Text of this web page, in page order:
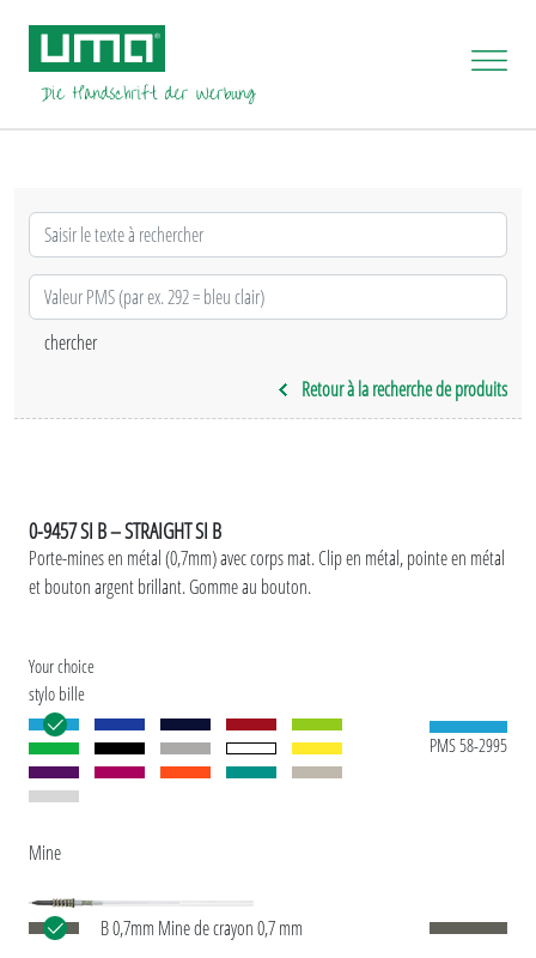
Retour à la recherche de produits
0-9457 SI B – STRAIGHT SI B
Porte-mines en métal (0,7mm) avec corps mat. Clip en métal, pointe en métal
et bouton argent brillant. Gomme au bouton.
Your choice
stylo bille
PMS 58-2995
Mine
B 0,7mm Mine de crayon 0,7 mm